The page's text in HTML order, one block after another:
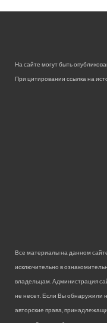
На сайте могут быть
При цитировании ссылка на
Все материалы на данном
исключительно в
владельцам. Администрация
не несет. Если Вы обнаружили
авторские права,